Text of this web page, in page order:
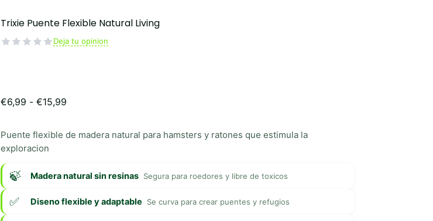
Trixie Puente Flexible Natural Living
Deja tu opinion
€6,99 - €15,99Rango
desde
€15,99
Puente flexible de madera natural para hamsters y ratones que estimula la
exploracion
Madera natural sin resinas Segura para roedores y libre de toxicos
Diseno flexible y adaptable Se curva para crear puentes y refugios